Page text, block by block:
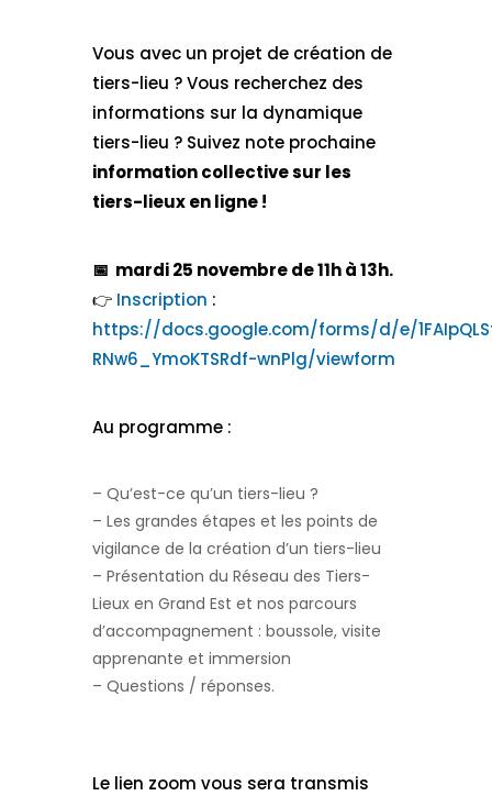
Vous avec un projet de création de
tiers-lieu ? Vous recherchez des
informations sur la dynamique
tiers-lieu ? Suivez note prochaine
information collective sur les
tiers-lieux en ligne !
📅​ mardi 25 novembre de 11h à 13h.
👉 Inscription :
https://docs.google.com/forms/d/e/
RNw6_YmoKTSRdf-wnPlg/viewform
Au programme :
– Qu’est-ce qu’un tiers-lieu ?
– Les grandes étapes et les points de
vigilance de la création d’un tiers-lieu
– Présentation du Réseau des Tiers-
Lieux en Grand Est et nos parcours
d’accompagnement : boussole, visite
apprenante et immersion
– Questions / réponses.
Le lien zoom vous sera transmis